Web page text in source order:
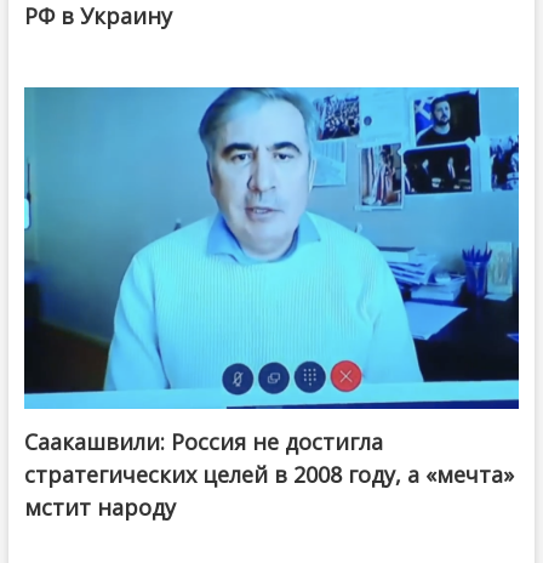
РФ в Украину
Саакашвили: Россия не достигла
стратегических целей в 2008 году, а «мечта»
мстит народу